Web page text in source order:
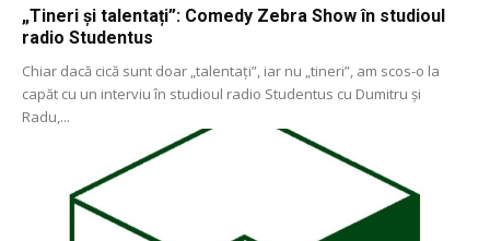
„Tineri și talentați”: Comedy Zebra Show în studioul
radio Studentus
Chiar dacă cică sunt doar „talentați”, iar nu „tineri”, am scos-o la
capăt cu un interviu în studioul radio Studentus cu Dumitru și
Radu,...